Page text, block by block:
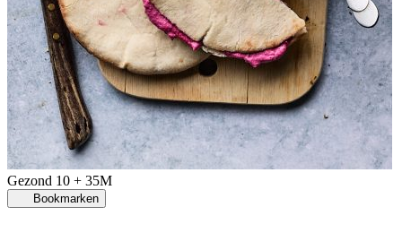
Gezond 10 + 35M
Bookmarken